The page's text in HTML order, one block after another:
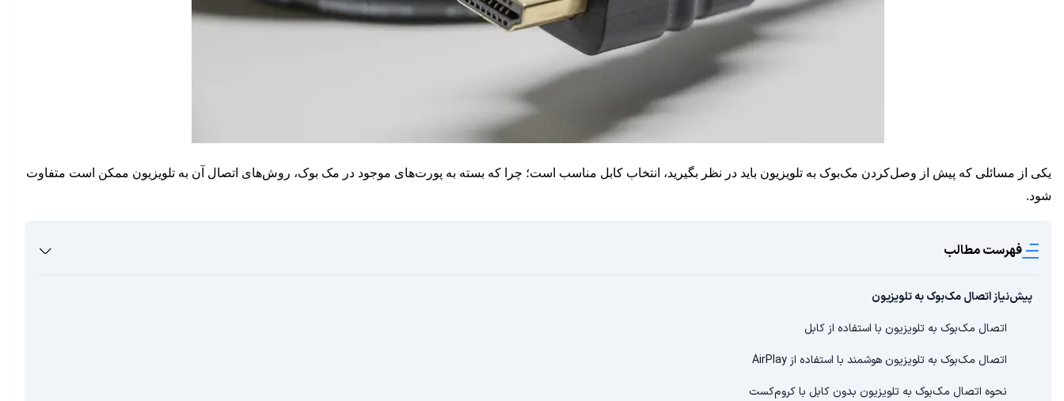
یکی از مسائلی که پیش از وصل‌کردن مک‌بوک به تلویزیون باید در نظر بگیرید، انتخاب کابل مناسب است؛ چرا که بسته به پورت‌های موجود در مک بوک‌، روش‌های اتصال آن به تلویزیون ممکن است متفاوت
شود.
فهرست مطالب
پیش‌نیاز اتصال مک‌بوک به تلویزیون
اتصال مک‌بوک به تلویزیون با استفاده از کابل
اتصال مک‌بوک به تلویزیون هوشمند با استفاده از AirPlay
نحوه اتصال مک‌بوک به تلویزیون بدون کابل با کروم‌کست